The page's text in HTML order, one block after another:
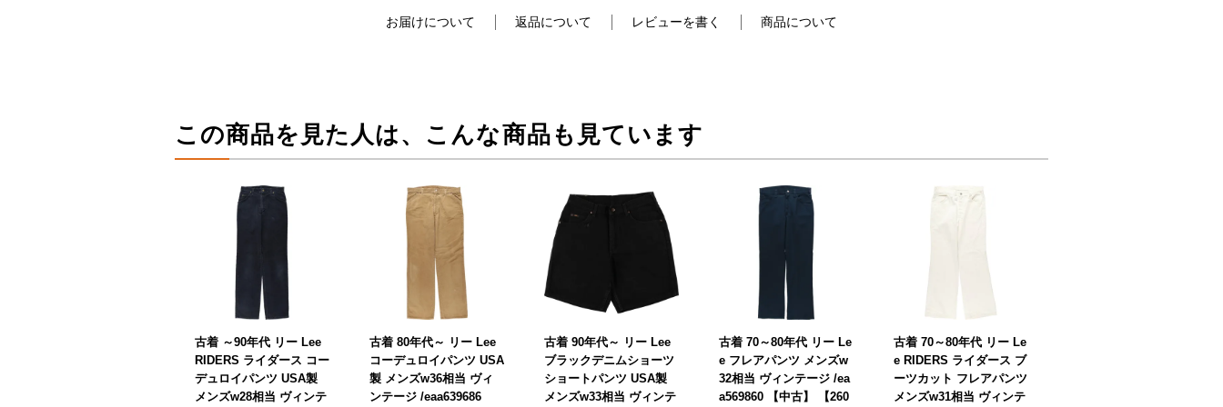
お届けについて 返品について レビューを書く 商品について
この商品を見た人は、こんな商品も見ています
古着 ～90年代 リー Lee
RIDERS ライダース コー
デュロイパンツ USA製
メンズw28相当 ヴィンテ
古着 80年代～ リー Lee
コーデュロイパンツ USA
製 メンズw36相当 ヴィ
ンテージ /eaa639686
古着 90年代～ リー Lee
ブラックデニムショーツ
ショートパンツ USA製
メンズw33相当 ヴィンテ
古着 70～80年代 リー Le
e フレアパンツ メンズw
32相当 ヴィンテージ /ea
a569860 【中古】 【260
古着 70～80年代 リー Le
e RIDERS ライダース ブ
ーツカット フレアパンツ
メンズw31相当 ヴィンテ